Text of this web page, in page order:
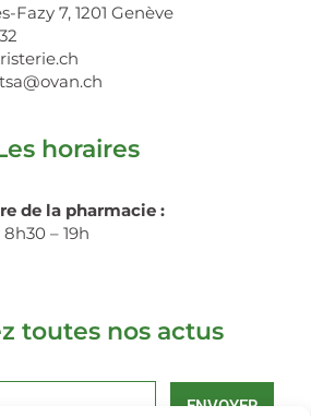
Fazy 7, 1201 Genève
horaires
de la pharmacie :
– 19h
toutes nos actus
ENVOYER